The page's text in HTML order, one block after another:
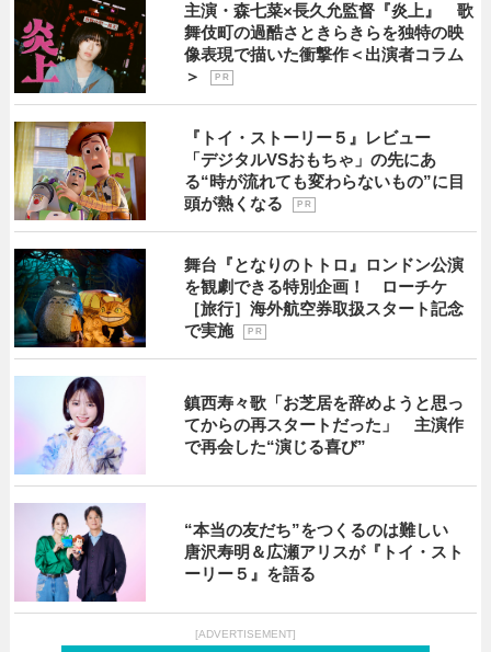
主演・森七菜×長久允監督『炎上』 歌
舞伎町の過酷さときらきらを独特の映
像表現で描いた衝撃作＜出演者コラム
＞
P R
『トイ・ストーリー５』レビュー
「デジタルVSおもちゃ」の先にあ
る“時が流れても変わらないもの”に目
頭が熱くなる
P R
舞台『となりのトトロ』ロンドン公演
を観劇できる特別企画！ ローチケ
［旅行］海外航空券取扱スタート記念
で実施
P R
鎮西寿々歌「お芝居を辞めようと思っ
てからの再スタートだった」 主演作
で再会した“演じる喜び”
“本当の友だち”をつくるのは難しい
唐沢寿明＆広瀬アリスが『トイ・スト
ーリー５』を語る
[ADVERTISEMENT]